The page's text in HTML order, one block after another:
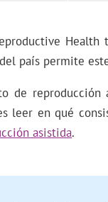
Health
país permite
de
leer en qué
asistida.